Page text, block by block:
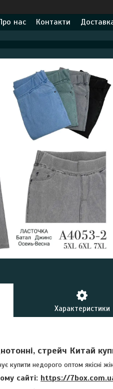
нас Контакти
Характеристики
стрейч Китай
купити недорого оптом якісні
сайті: https://